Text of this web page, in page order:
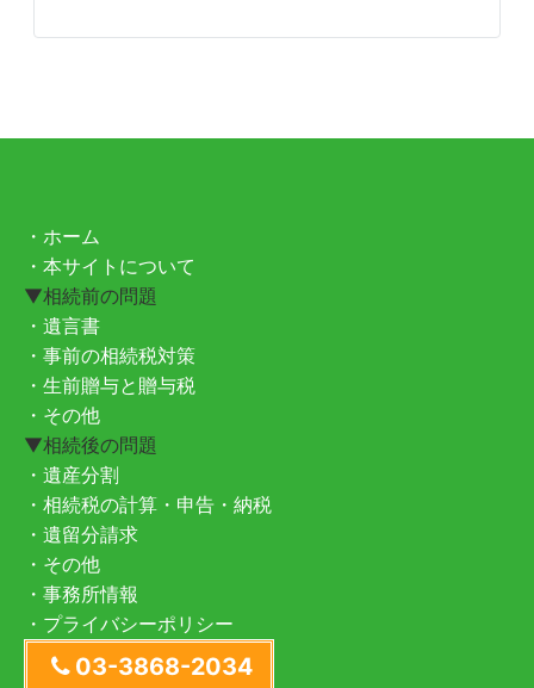
・ホーム
・本サイトについて
▼相続前の問題
・遺言書
・事前の相続税対策
・生前贈与と贈与税
・その他
▼相続後の問題
・遺産分割
・相続税の計算・申告・納税
・遺留分請求
・その他
・事務所情報
・プライバシーポリシー
03-3868-2034